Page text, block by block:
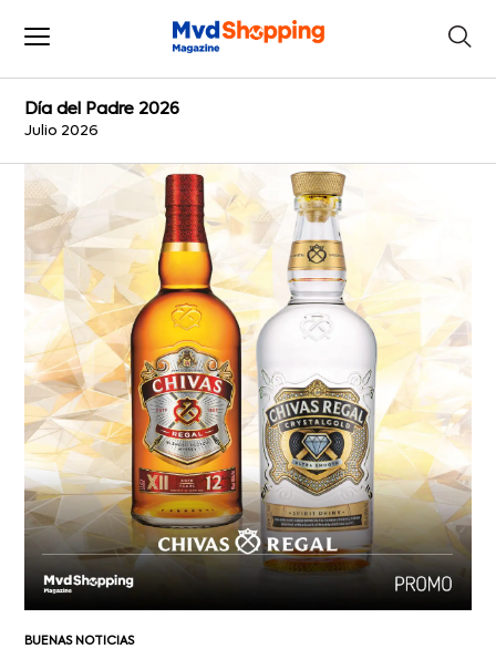
Día del Padre 2026
Julio 2026
BUENAS NOTICIAS